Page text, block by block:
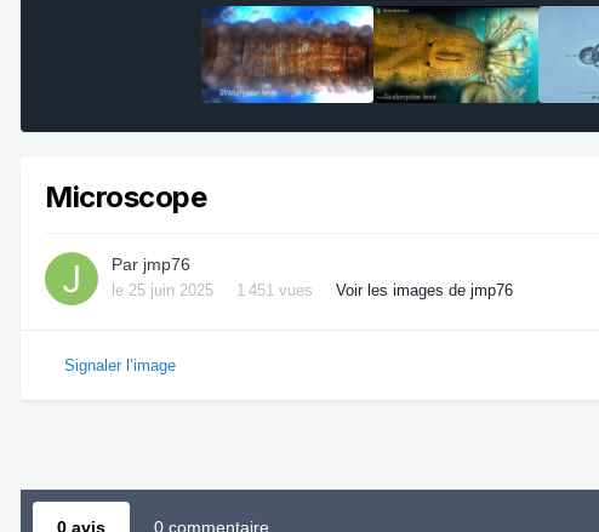
Microscope
Par jmp76
le 25 juin 2025 1 451 vues Voir les images de jmp76
Signaler l’image
0 avis 0 commentaire